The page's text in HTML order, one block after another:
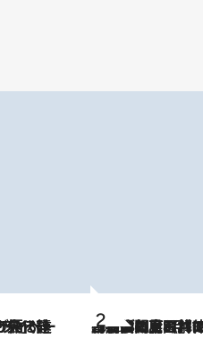
2026.8.8
「最後に見られてよかった」上野動物園の東園パンダ舎が解体前に特別公開。8月16日まで延長されたパネル展と共に辿る“半世紀”のパンダ飼育《解体工事の図面あり》